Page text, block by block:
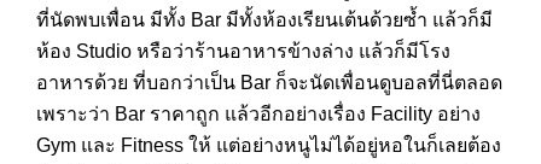
ที่นัดพบเพื่อน มีทั้ง Bar มีทั้งห้องเรียนเต้นด้วยซ้ำ แล้วก็มี
ห้อง Studio หรือว่าร้านอาหารข้างล่าง แล้วก็มีโรง
อาหารด้วย ที่บอกว่าเป็น Bar ก็จะนัดเพื่อนดูบอลที่นี่ตลอด
เพราะว่า Bar ราคาถูก แล้วอีกอย่างเรื่อง Facility อย่าง
Gym และ Fitness ให้ แต่อย่างหนูไม่ได้อยู่หอในก็เลยต้อง